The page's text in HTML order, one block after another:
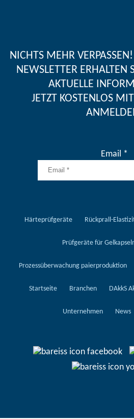
NICHTS MEHR
NEWSLETTER ERHALTEN
KTUELLE
JETZT KOSTENLOS
Email *
Härteprüfgeräte Rückprall-
Prüfgeräte für
Prozessüberwachung paierproduktion
Startseite Branchen DAkkS
Unternehmen News